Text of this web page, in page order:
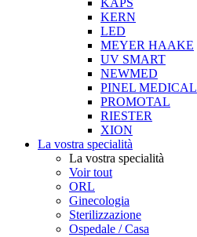
KAPS
KERN
LED
MEYER HAAKE
UV SMART
NEWMED
PINEL MEDICAL
PROMOTAL
RIESTER
XION
La vostra specialità
La vostra specialità
Voir tout
ORL
Ginecologia
Sterilizzazione
Ospedale / Casa